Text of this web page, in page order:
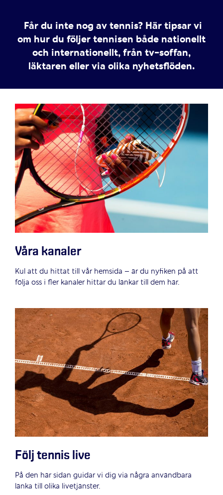
Får du inte nog av tennis? Här tipsar vi
om hur du följer tennisen både nationellt
och internationellt, från tv-soffan,
läktaren eller via olika nyhetsflöden.
Våra kanaler
Kul att du hittat till vår hemsida – är du nyfiken på att
följa oss i fler kanaler hittar du länkar till dem här.
Följ tennis live
På den här sidan guidar vi dig via några användbara
länka till olika livetjänster.